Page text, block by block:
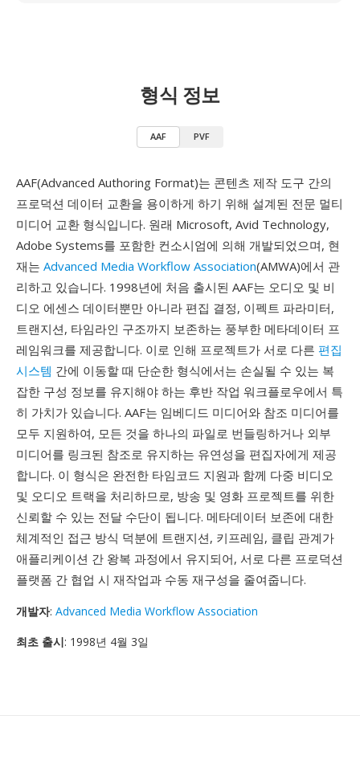
형식 정보
AAF PVF
AAF(Advanced Authoring Format)는 콘텐츠 제작 도구 간의
프로덕션 데이터 교환을 용이하게 하기 위해 설계된 전문 멀티
미디어 교환 형식입니다. 원래 Microsoft, Avid Technology,
Adobe Systems를 포함한 컨소시엄에 의해 개발되었으며, 현
재는 Advanced Media Workflow Association(AMWA)에서 관
리하고 있습니다. 1998년에 처음 출시된 AAF는 오디오 및 비
디오 에센스 데이터뿐만 아니라 편집 결정, 이펙트 파라미터,
트랜지션, 타임라인 구조까지 보존하는 풍부한 메타데이터 프
레임워크를 제공합니다. 이로 인해 프로젝트가 서로 다른 편집
시스템 간에 이동할 때 단순한 형식에서는 손실될 수 있는 복
잡한 구성 정보를 유지해야 하는 후반 작업 워크플로우에서 특
히 가치가 있습니다. AAF는 임베디드 미디어와 참조 미디어를
모두 지원하여, 모든 것을 하나의 파일로 번들링하거나 외부
미디어를 링크된 참조로 유지하는 유연성을 편집자에게 제공
합니다. 이 형식은 완전한 타임코드 지원과 함께 다중 비디오
및 오디오 트랙을 처리하므로, 방송 및 영화 프로젝트를 위한
신뢰할 수 있는 전달 수단이 됩니다. 메타데이터 보존에 대한
체계적인 접근 방식 덕분에 트랜지션, 키프레임, 클립 관계가
애플리케이션 간 왕복 과정에서 유지되어, 서로 다른 프로덕션
플랫폼 간 협업 시 재작업과 수동 재구성을 줄여줍니다.
개발자: Advanced Media Workflow Association
최초 출시: 1998년 4월 3일